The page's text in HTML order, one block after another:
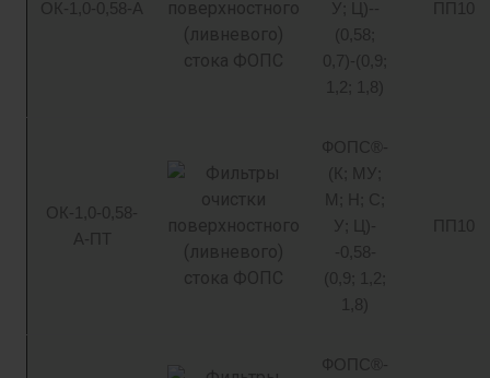
ОК-1,0-0,58-А
У; Ц)--
(0,58;
0,7)-(0,9;
1,2; 1,8)
ПП10
ОК-1,0-0,58-
А-ПТ
ФОПС®-
(К; МУ;
М; Н; С;
У; Ц)-
-0,58-
(0,9; 1,2;
1,8)
ПП10
ФОПС®-